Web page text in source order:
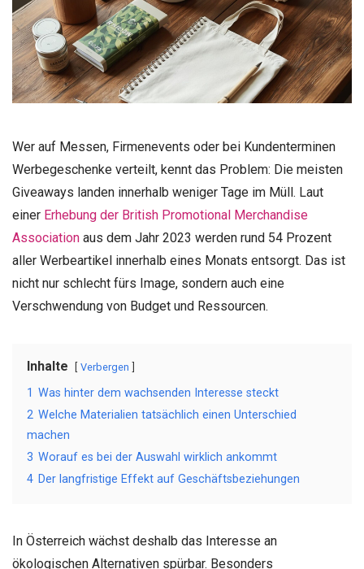
Wer auf Messen, Firmenevents oder bei Kundenterminen
Werbegeschenke verteilt, kennt das Problem: Die meisten
Giveaways landen innerhalb weniger Tage im Müll. Laut
einer Erhebung der British Promotional Merchandise
Association aus dem Jahr 2023 werden rund 54 Prozent
aller Werbeartikel innerhalb eines Monats entsorgt. Das ist
nicht nur schlecht fürs Image, sondern auch eine
Verschwendung von Budget und Ressourcen.
Inhalte Verbergen
1 Was hinter dem wachsenden Interesse steckt
2 Welche Materialien tatsächlich einen Unterschied
machen
3 Worauf es bei der Auswahl wirklich ankommt
4 Der langfristige Effekt auf Geschäftsbeziehungen
In Österreich wächst deshalb das Interesse an
ökologischen Alternativen spürbar. Besonders